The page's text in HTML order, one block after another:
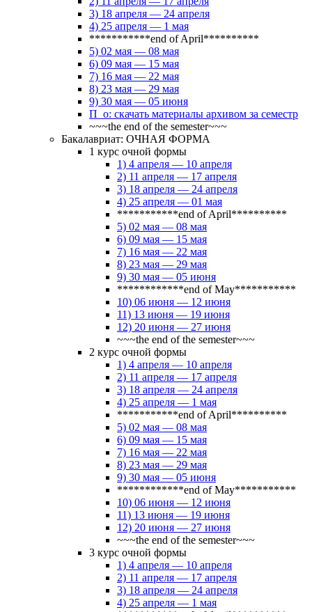
3) 18 апреля — 24 апреля
4) 25 апреля — 1 мая
***********end of April**********
5) 02 мая — 08 мая
6) 09 мая — 15 мая
7) 16 мая — 22 мая
8) 23 мая — 29 мая
9) 30 мая — 05 июня
П_о: скачать материалы архивом за семестр
~~~the end of the semester~~~
Бакалавриат: ОЧНАЯ ФОРМА
1 курс очной формы
1) 4 апреля — 10 апреля
2) 11 апреля — 17 апреля
3) 18 апреля — 24 апреля
4) 25 апреля — 01 мая
***********end of April**********
5) 02 мая — 08 мая
6) 09 мая — 15 мая
7) 16 мая — 22 мая
8) 23 мая — 29 мая
9) 30 мая — 05 июня
************end of May***********
10) 06 июня — 12 июня
11) 13 июня — 19 июня
12) 20 июня — 27 июня
~~~the end of the semester~~~
2 курс очной формы
1) 4 апреля — 10 апреля
2) 11 апреля — 17 апреля
3) 18 апреля — 24 апреля
4) 25 апреля — 1 мая
***********end of April**********
5) 02 мая — 08 мая
6) 09 мая — 15 мая
7) 16 мая — 22 мая
8) 23 мая — 29 мая
9) 30 мая — 05 июня
************end of May***********
10) 06 июня — 12 июня
11) 13 июня — 19 июня
12) 20 июня — 27 июня
~~~the end of the semester~~~
3 курс очной формы
1) 4 апреля — 10 апреля
2) 11 апреля — 17 апреля
3) 18 апреля — 24 апреля
4) 25 апреля — 1 мая